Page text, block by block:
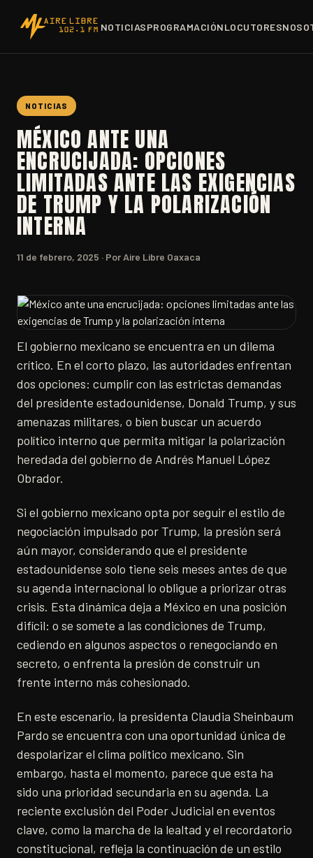
NOTICIASPROGRAMACIÓNLOCUTORES
NOTICIAS
MÉXICO ANTE UNA
ENCRUCIJADA: OPCIONES
LIMITADAS ANTE LAS EXIGENCIAS
DE TRUMP Y LA POLARIZACIÓN
INTERNA
11 de febrero, 2025 · Por Aire Libre Oaxaca
El gobierno mexicano se encuentra en un dilema
crítico. En el corto plazo, las autoridades enfrentan
dos opciones: cumplir con las estrictas demandas
del presidente estadounidense, Donald Trump, y sus
amenazas militares, o bien buscar un acuerdo
político interno que permita mitigar la polarización
heredada del gobierno de Andrés Manuel López
Obrador.
Si el gobierno mexicano opta por seguir el estilo de
negociación impulsado por Trump, la presión será
aún mayor, considerando que el presidente
estadounidense solo tiene seis meses antes de que
su agenda internacional lo obligue a priorizar otras
crisis. Esta dinámica deja a México en una posición
difícil: o se somete a las condiciones de Trump,
cediendo en algunos aspectos o renegociando en
secreto, o enfrenta la presión de construir un
frente interno más cohesionado.
En este escenario, la presidenta Claudia Sheinbaum
Pardo se encuentra con una oportunidad única de
despolarizar el clima político mexicano. Sin
embargo, hasta el momento, parece que esta ha
sido una prioridad secundaria en su agenda. La
reciente exclusión del Poder Judicial en eventos
clave, como la marcha de la lealtad y el recordatorio
constitucional, refleja la continuación de un estilo